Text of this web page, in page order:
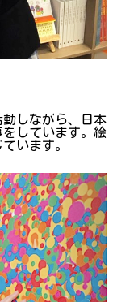
しながら、日本
しています。絵
います。